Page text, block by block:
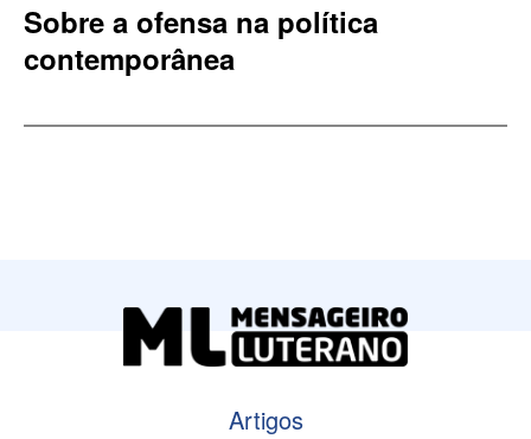
Sobre a ofensa na política
contemporânea
Artigos